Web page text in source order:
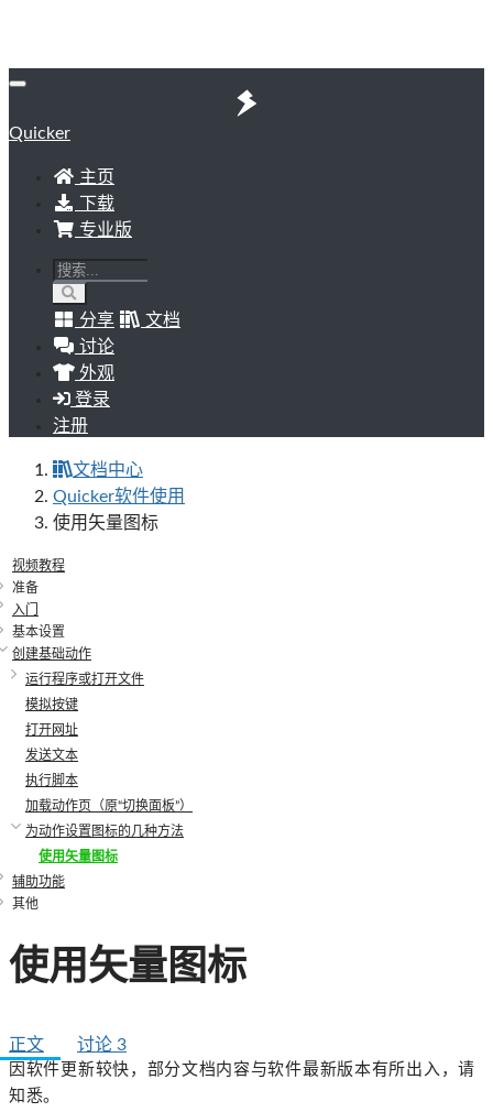
Quicker
主页
下载
专业版
分享
文档
讨论
外观
登录
注册
文档中心
Quicker软件使用
使用矢量图标
视频教程
准备
入门
基本设置
创建基础动作
运行程序或打开文件
模拟按键
打开网址
发送文本
执行脚本
加载动作页（原“切换面板”）
为动作设置图标的几种方法
使用矢量图标
辅助功能
其他
使用矢量图标
正文 讨论 3
因软件更新较快，部分文档内容与软件最新版本有所出入，请
知悉。